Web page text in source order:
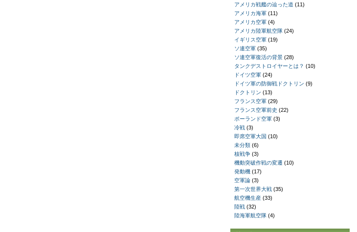
アメリカ戦艦の辿った道 (11)
アメリカ海軍(11)
アメリカ空軍(4)
アメリカ陸軍航空隊(24)
イギリス空軍(19)
ソ連空軍(35)
ソ連空軍復活の背景(28)
タンクデストロイヤーとは？ (10)
ドイツ空軍(24)
ドイツ軍の防御戦ドクトリン (9)
ドクトリン (13)
フランス空軍(29)
フランス空軍前史 (22)
ポーランド空軍(3)
冷戦(3)
即席空軍大国 (10)
未分類(6)
核戦争(3)
機動突破作戦の変遷 (10)
発動機(17)
空軍論(3)
第一次世界大戦(35)
航空機生産(33)
陸戦(32)
陸海軍航空隊(4)